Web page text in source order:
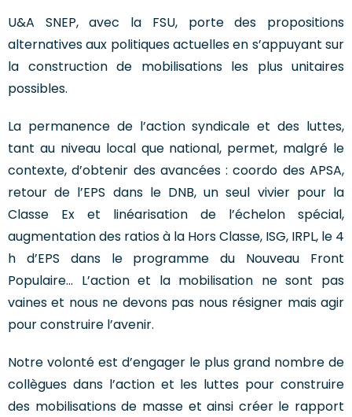
U&A SNEP, avec la FSU, porte des propositions
alternatives aux politiques actuelles en s’appuyant sur
la construction de mobilisations les plus unitaires
possibles.
La permanence de l’action syndicale et des luttes,
tant au niveau local que national, permet, malgré le
contexte, d’obtenir des avancées : coordo des APSA,
retour de l’EPS dans le DNB, un seul vivier pour la
Classe Ex et linéarisation de l’échelon spécial,
augmentation des ratios à la Hors Classe, ISG, IRPL, le 4
h d’EPS dans le programme du Nouveau Front
Populaire… L’action et la mobilisation ne sont pas
vaines et nous ne devons pas nous résigner mais agir
pour construire l’avenir.
Notre volonté est d’engager le plus grand nombre de
collègues dans l’action et les luttes pour construire
des mobilisations de masse et ainsi créer le rapport